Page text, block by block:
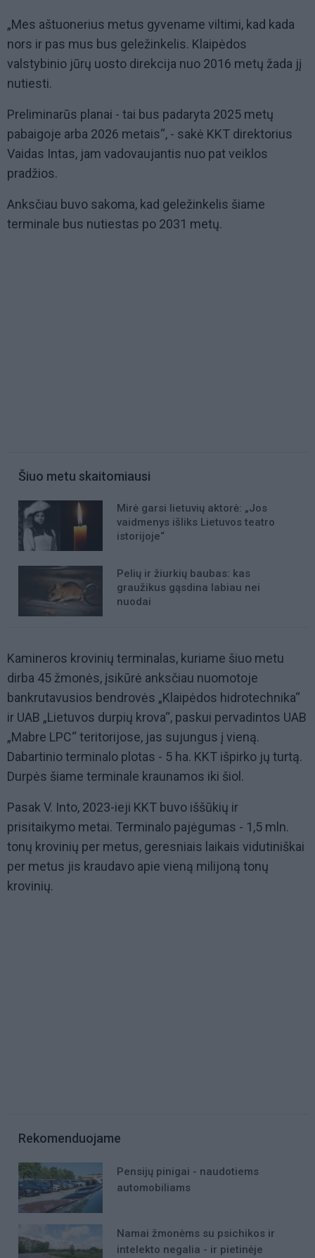
„Mes aštuonerius metus gyvename viltimi, kad kada
nors ir pas mus bus geležinkelis. Klaipėdos
valstybinio jūrų uosto direkcija nuo 2016 metų žada jį
nutiesti.
Preliminarūs planai - tai bus padaryta 2025 metų
pabaigoje arba 2026 metais“, - sakė KKT direktorius
Vaidas Intas, jam vadovaujantis nuo pat veiklos
pradžios.
Anksčiau buvo sakoma, kad geležinkelis šiame
terminale bus nutiestas po 2031 metų.
Šiuo metu skaitomiausi
Mirė garsi lietuvių aktorė: „Jos
vaidmenys išliks Lietuvos teatro
istorijoje“
Pelių ir žiurkių baubas: kas
graužikus gąsdina labiau nei
nuodai
Kamineros krovinių terminalas, kuriame šiuo metu
dirba 45 žmonės, įsikūrė anksčiau nuomotoje
bankrutavusios bendrovės „Klaipėdos hidrotechnika“
ir UAB „Lietuvos durpių krova“, paskui pervadintos UAB
„Mabre LPC“ teritorijose, jas sujungus į vieną.
Dabartinio terminalo plotas - 5 ha. KKT išpirko jų turtą.
Durpės šiame terminale kraunamos iki šiol.
Pasak V. Into, 2023-ieji KKT buvo iššūkių ir
prisitaikymo metai. Terminalo pajėgumas - 1,5 mln.
tonų krovinių per metus, geresniais laikais vidutiniškai
per metus jis kraudavo apie vieną milijoną tonų
krovinių.
Rekomenduojame
Pensijų pinigai - naudotiems
automobiliams
Namai žmonėms su psichikos ir
intelekto negalia - ir pietinėje